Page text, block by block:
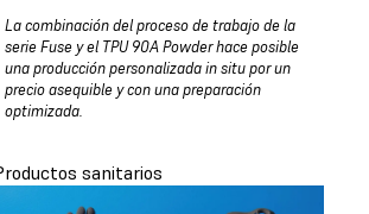
La combinación del proceso de trabajo de la
serie Fuse y el TPU 90A Powder hace posible
una producción personalizada in situ por un
precio asequible y con una preparación
optimizada.
sanitarios